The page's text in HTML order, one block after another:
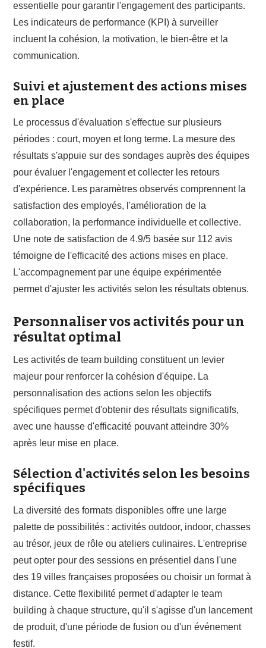
essentielle pour garantir l'engagement des participants.
Les indicateurs de performance (KPI) à surveiller
incluent la cohésion, la motivation, le bien-être et la
communication.
Suivi et ajustement des actions mises
en place
Le processus d'évaluation s'effectue sur plusieurs
périodes : court, moyen et long terme. La mesure des
résultats s'appuie sur des sondages auprès des équipes
pour évaluer l'engagement et collecter les retours
d'expérience. Les paramètres observés comprennent la
satisfaction des employés, l'amélioration de la
collaboration, la performance individuelle et collective.
Une note de satisfaction de 4.9/5 basée sur 112 avis
témoigne de l'efficacité des actions mises en place.
L'accompagnement par une équipe expérimentée
permet d'ajuster les activités selon les résultats obtenus.
Personnaliser vos activités pour un
résultat optimal
Les activités de team building constituent un levier
majeur pour renforcer la cohésion d'équipe. La
personnalisation des actions selon les objectifs
spécifiques permet d'obtenir des résultats significatifs,
avec une hausse d'efficacité pouvant atteindre 30%
après leur mise en place.
Sélection d'activités selon les besoins
spécifiques
La diversité des formats disponibles offre une large
palette de possibilités : activités outdoor, indoor, chasses
au trésor, jeux de rôle ou ateliers culinaires. L'entreprise
peut opter pour des sessions en présentiel dans l'une
des 19 villes françaises proposées ou choisir un format à
distance. Cette flexibilité permet d'adapter le team
building à chaque structure, qu'il s'agisse d'un lancement
de produit, d'une période de fusion ou d'un événement
festif.